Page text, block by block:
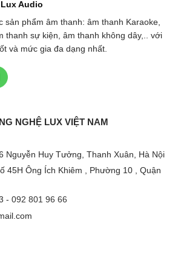
Audio
sản phẩm âm thanh: âm thanh Karaoke,
thanh sự kiện, âm thanh không dây,.. với
và mức gia đa dạng nhất.
NGHỆ LUX VIỆT NAM
Nguyễn Huy Tưởng, Thanh Xuân, Hà Nội
45H Ông Ích Khiêm , Phường 10 , Quận
- 092 801 96 66